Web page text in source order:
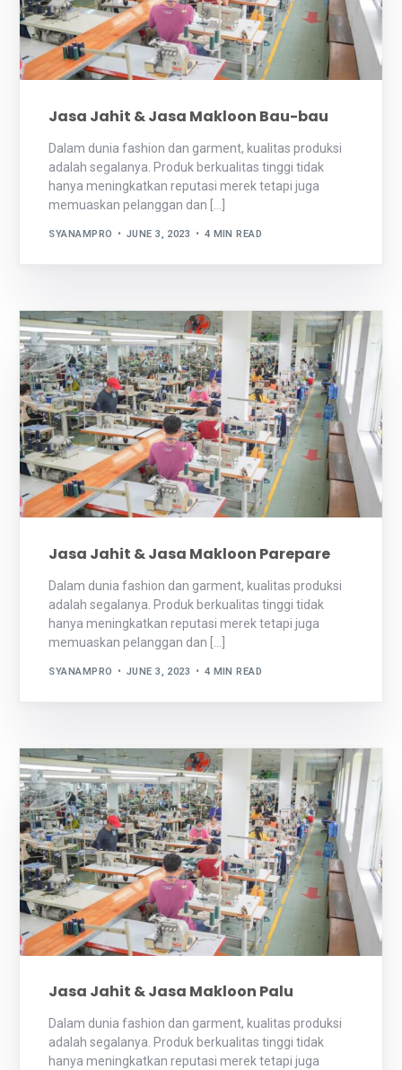
Jasa Jahit & Jasa Makloon Bau-bau
Dalam dunia fashion dan garment, kualitas produksi
adalah segalanya. Produk berkualitas tinggi tidak
hanya meningkatkan reputasi merek tetapi juga
memuaskan pelanggan dan […]
SYANAMPRO JUNE 3, 2023 4 MIN READ
Jasa Jahit & Jasa Makloon Parepare
Dalam dunia fashion dan garment, kualitas produksi
adalah segalanya. Produk berkualitas tinggi tidak
hanya meningkatkan reputasi merek tetapi juga
memuaskan pelanggan dan […]
SYANAMPRO JUNE 3, 2023 4 MIN READ
Jasa Jahit & Jasa Makloon Palu
Dalam dunia fashion dan garment, kualitas produksi
adalah segalanya. Produk berkualitas tinggi tidak
hanya meningkatkan reputasi merek tetapi juga